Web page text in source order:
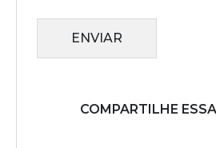
ENVIAR
COMPARTILHE